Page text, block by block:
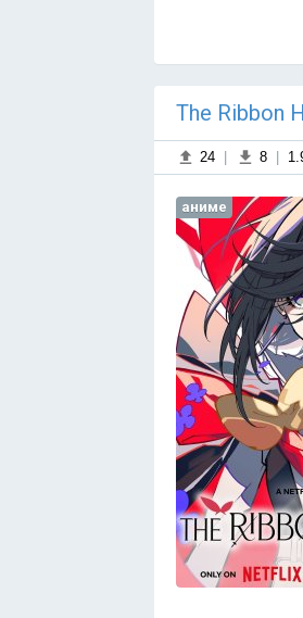
The Ribbon
24 8
аниме